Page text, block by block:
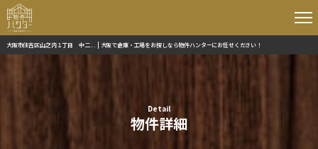
大阪市住吉区山之内１丁目 中二... | 大阪で倉庫・工場をお探しなら物件ハンターにお任せください！
Detail
物件詳細